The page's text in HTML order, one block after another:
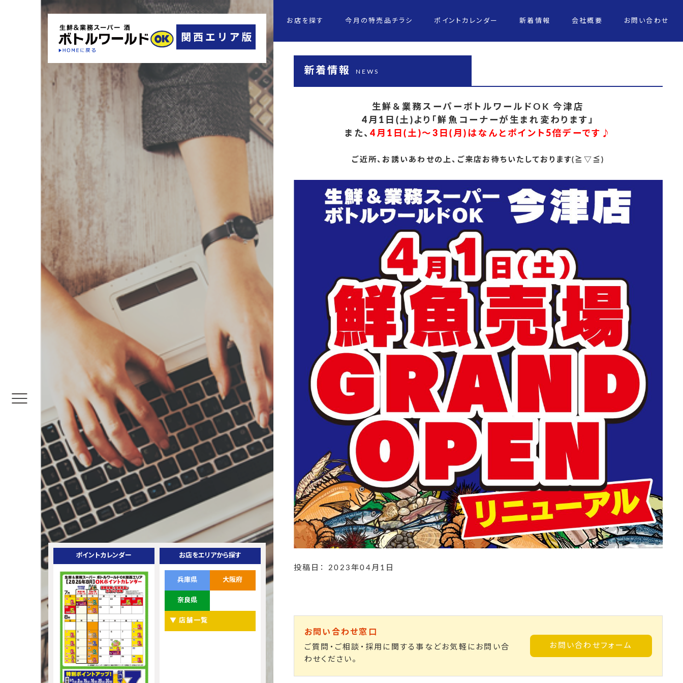
ポイントカレンダー お店をエリアから探す
兵庫県 大阪府
奈良県
▼ 店舗一覧
お店を探す 今月の特売品チラシ ポイントカレンダー 新着情報 会社概要 お問い合わせ
新着情報 NEWS
生鮮＆業務スーパーボトルワールドOK 今津店
4月1日(土)より「鮮魚コーナーが生まれ変わります」
また、 4月1日(土)～3日(月)はなんとポイント5倍デーです♪
ご近所、お誘いあわせの上、ご来店お待ちいたしております(≧▽≦)
投稿日： 2023年04月1日
お問い合わせ窓口
ご質問・ご相談・採用に関する事などお気軽にお問い合
わせください。
お問い合わせフォーム